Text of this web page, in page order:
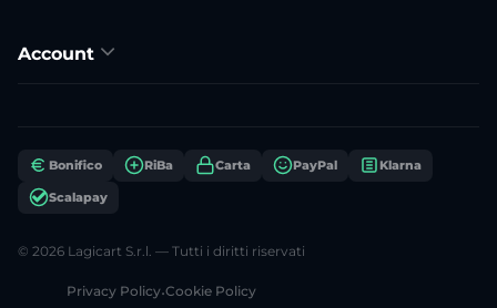
Account
Bonifico RiBa Carta PayPal Klarna
Scalapay
© 2026 Lagicart S.r.l. — Tutti i diritti riservati
Privacy Policy•Cookie Policy